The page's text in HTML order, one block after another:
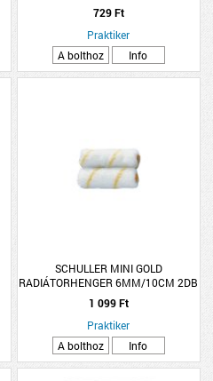
729 Ft
Praktiker
A bolthoz
Info
SCHULLER MINI GOLD
RADIÁTORHENGER 6MM/10CM 2DB
1 099 Ft
Praktiker
A bolthoz
Info